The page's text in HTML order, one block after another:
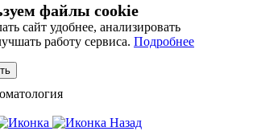
файлы cookie
сайт удобнее, анализировать
работу сервиса. Подробнее
Назад